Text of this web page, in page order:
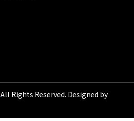
All Rights Reserved. Designed by